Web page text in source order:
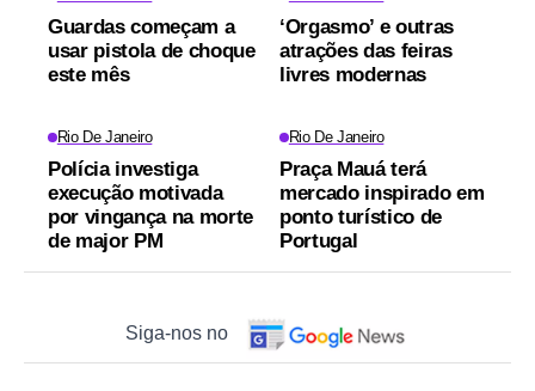
Guardas começam a
usar pistola de choque
este mês
‘Orgasmo’ e outras
atrações das feiras
livres modernas
Rio De Janeiro
Polícia investiga
execução motivada
por vingança na morte
de major PM
Rio De Janeiro
Praça Mauá terá
mercado inspirado em
ponto turístico de
Portugal
Siga-nos no